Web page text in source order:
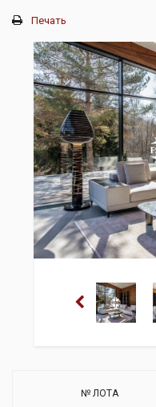
Печать
№ ЛОТА